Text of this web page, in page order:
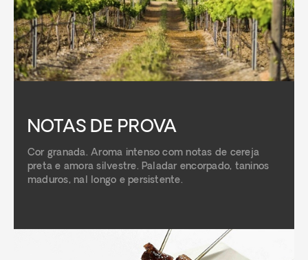
NOTAS DE PROVA
Cor granada. Aroma intenso com notas de cereja
preta e amora silvestre. Paladar encorpado, taninos
maduros, nal longo e persistente.